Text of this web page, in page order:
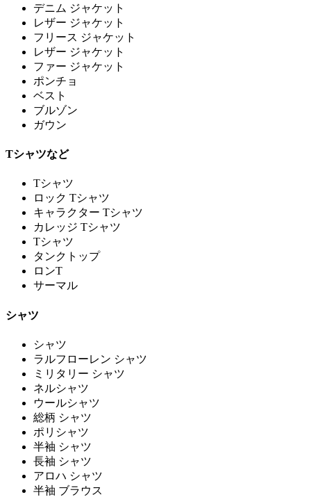
デニム ジャケット
レザー ジャケット
フリース ジャケット
レザー ジャケット
ファー ジャケット
ポンチョ
ベスト
ブルゾン
ガウン
Tシャツなど
Tシャツ
ロック Tシャツ
キャラクター Tシャツ
カレッジ Tシャツ
Tシャツ
タンクトップ
ロンT
サーマル
シャツ
シャツ
ラルフローレン シャツ
ミリタリー シャツ
ネルシャツ
ウールシャツ
総柄 シャツ
ポリシャツ
半袖 シャツ
長袖 シャツ
アロハ シャツ
半袖 ブラウス